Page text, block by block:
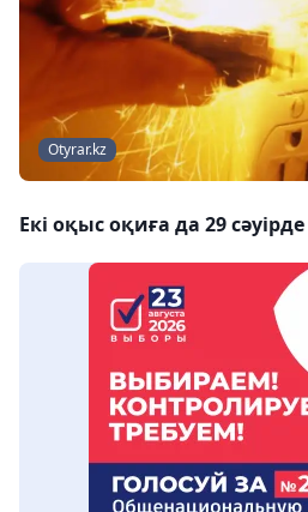
Otyrar.kz
Екі оқыс оқиға да 29